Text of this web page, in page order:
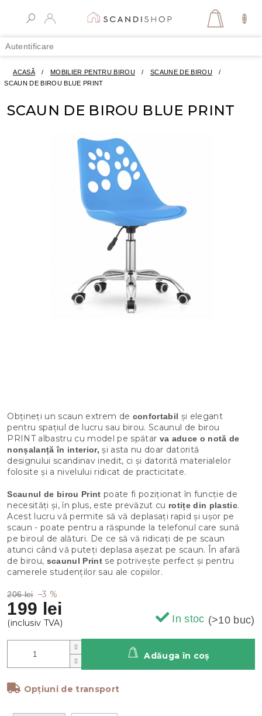
conținut
Autentificare
COŞ
ACASĂ / MOBILIER PENTRU BIROU / SCAUNE DE BIROU
/
SCAUN DE BIROU BLUE PRINT
SCAUN DE BIROU BLUE PRINT
206 lei –3 %
199 lei
In stoc (>10 buc)
Opțiuni de transport
Adăuga în coş
Obțineți un scaun extrem de confortabil și elegant
pentru spațiul de lucru sau birou. Scaunul de birou
PRINT albastru cu model pe spătar va aduce o notă de
nonșalanță în interior, și asta nu doar datorită
designului scandinav inedit, ci și datorită materialelor
folosite și a nivelului ridicat de practicitate.
Scaunul de birou Print poate fi poziționat în funcție de
necesități și, în plus, este prevăzut cu rotițe din plastic.
Acest lucru vă permite să vă deplasați rapid și ușor pe
scaun - poate pentru a răspunde la telefonul care sună
pe biroul de alături. De ce să vă ridicați de pe scaun
atunci când vă puteți deplasa așezat pe scaun. În afară
de birou, scaunul Printse potrivește perfect și pentru
camerele studenților sau ale copiilor.